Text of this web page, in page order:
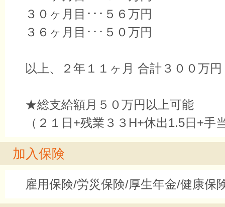
３０ヶ月目･･･５６万円
３６ヶ月目･･･５０万円
以上、２年１１ヶ月 合計３００万円
★総支給額月５０万円以上可能
（２１日+残業３３H+休出1.5日+手
加入保険
雇用保険/労災保険/厚生年金/健康保